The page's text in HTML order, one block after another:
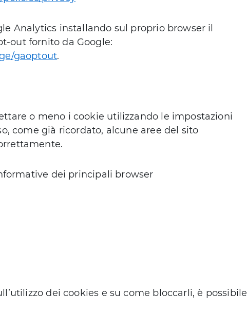
Analytics installando sul proprio browser il
out fornito da Google:
gaoptout.
o meno i cookie utilizzando le impostazioni
come già ricordato, alcune aree del sito
dei principali browser
dei cookies e su come bloccarli, è possibile